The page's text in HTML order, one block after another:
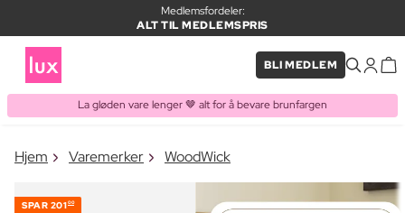
Medlemsfordeler:
ALT TIL MEDLEMSPRIS
BLI MEDLEM
La gløden vare lenger 🤎 alt for å bevare brunfargen
VARE LAGT I HANDLEKURVEN
Hjem Varemerker WoodWick
SPAR 20100